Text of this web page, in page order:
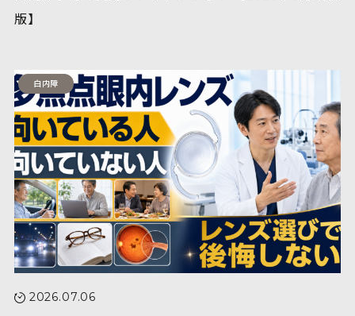
版】
2026.07.06
白内障